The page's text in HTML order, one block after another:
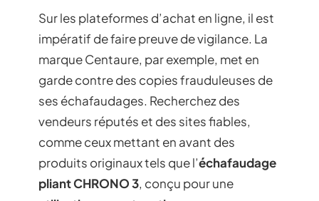
Sur les plateformes d’achat en ligne, il est
impératif de faire preuve de vigilance. La
marque Centaure, par exemple, met en
garde contre des copies frauduleuses de
ses échafaudages. Recherchez des
vendeurs réputés et des sites fiables,
comme ceux mettant en avant des
produits originaux tels que l’échafaudage
pliant CHRONO 3, conçu pour une